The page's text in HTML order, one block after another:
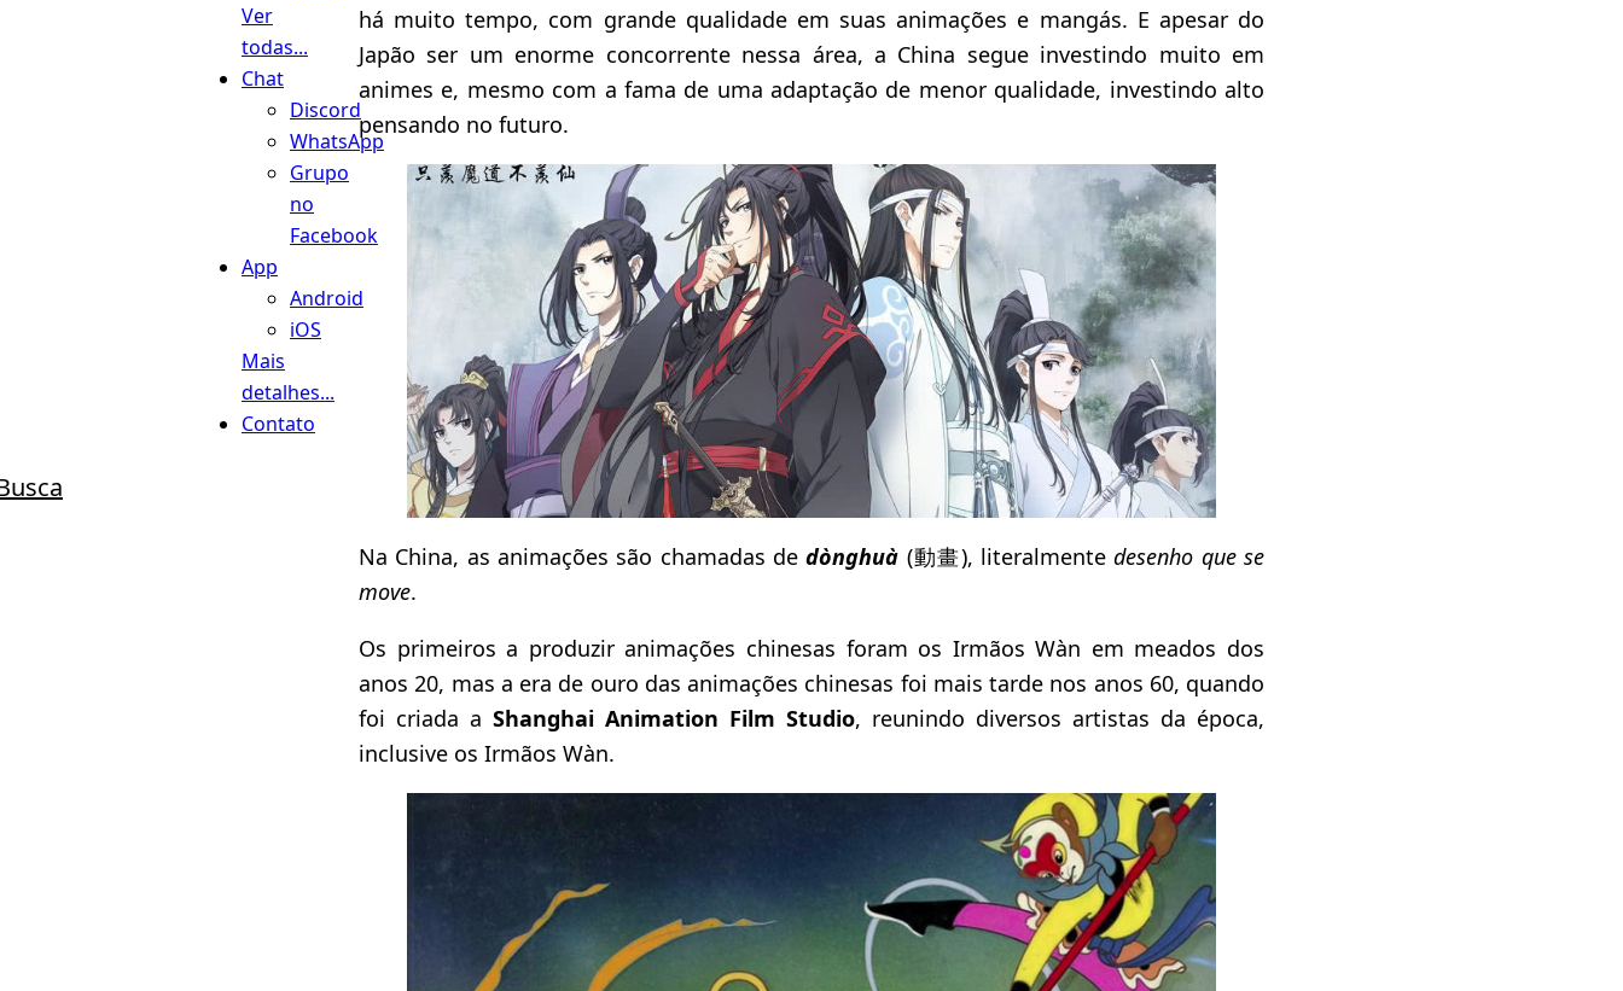
Ver
todas...
Chat
Discord
WhatsApp
Grupo
no
Facebook
App
Android
iOS
Mais
detalhes...
Contato
há muito tempo, com grande qualidade em suas animações e mangás. E apesar do
Japão ser um enorme concorrente nessa área, a China segue investindo muito em
animes e, mesmo com a fama de uma adaptação de menor qualidade, investindo alto
pensando no futuro.
Na China, as animações são chamadas dedònghuà (動畫), literalmentedesenho que se
move.
Os primeiros a produzir animações chinesas foram os Irmãos Wàn em meados dos
anos 20, mas a era de ouro das animações chinesas foi mais tarde nos anos 60, quando
foi criada a Shanghai Animation Film Studio, reunindo diversos artistas da época,
inclusive os Irmãos Wàn.